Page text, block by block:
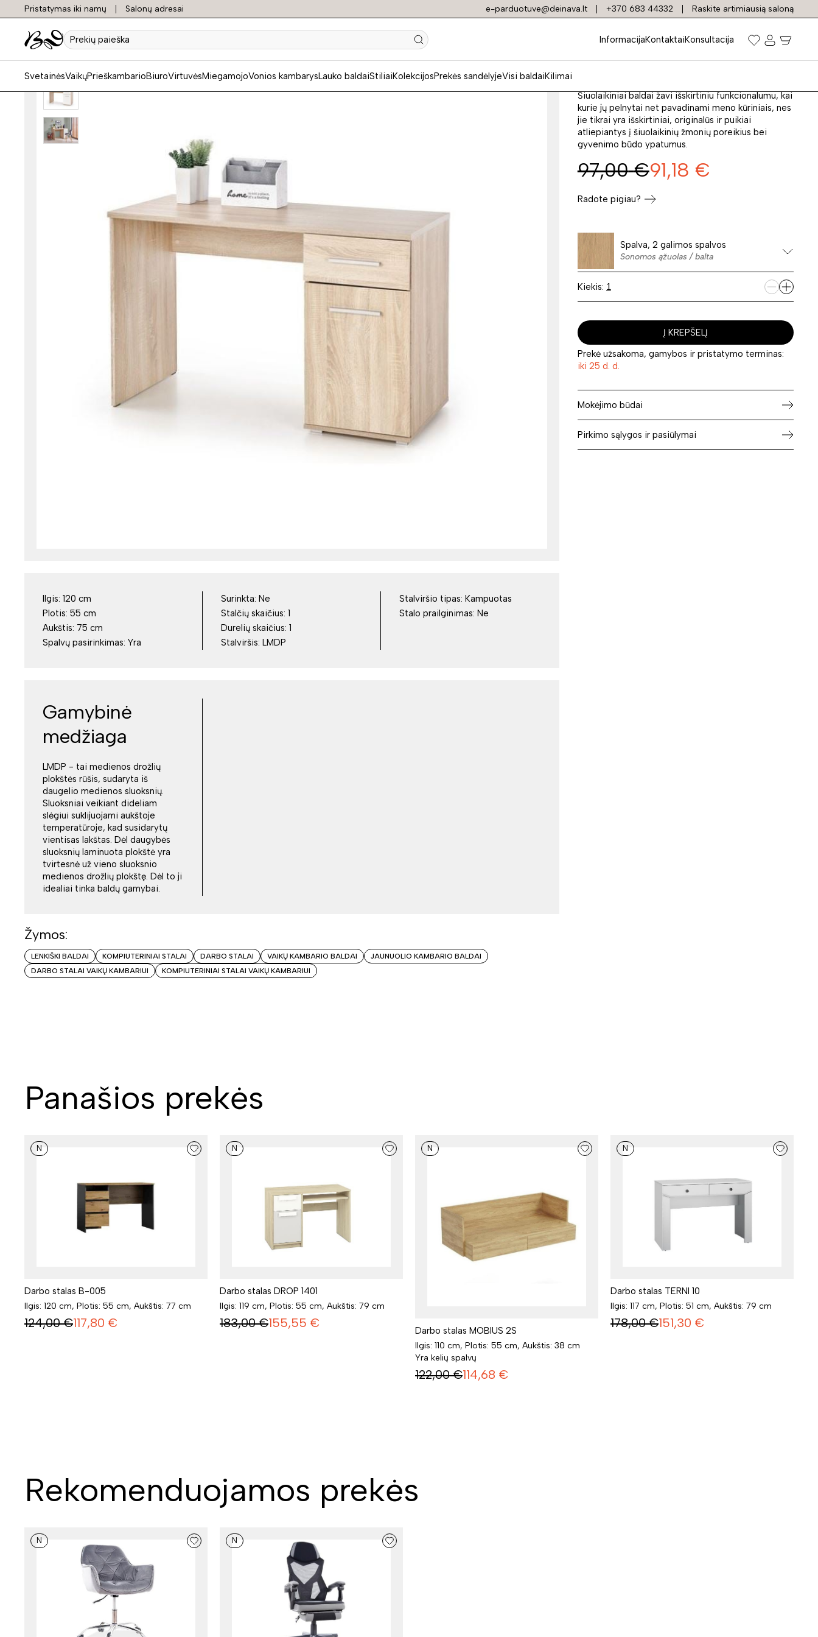
Pristatymas iki namų Salonų adresai e-parduotuve@deinava.lt +370 683 44332 Raskite artimiausią saloną
Prekių
paieška
InformacijaKontaktaiKonsultacija
SvetainėsVaikųPrieškambarioBiuroVirtuvėsMiegamojoVonios kambarysLauko baldaiStiliaiKolekcijosPrekės sandėlyjeVisi baldaiKilimai
Darbo stalas LIMA B-1
Šiuolaikiniai baldai žavi išskirtiniu funkcionalumu, kai
kurie jų pelnytai net pavadinami meno kūriniais, nes
jie tikrai yra išskirtiniai, originalūs ir puikiai
atliepiantys į šiuolaikinių žmonių poreikius bei
gyvenimo būdo ypatumus.
97,00 €91,18 €
Radote pigiau?
Spalva, 2 galimos spalvos
Sonomos ąžuolas / balta
Kiekis:
Į KREPŠELĮ
Prekė užsakoma, gamybos ir pristatymo terminas:
iki 25 d. d.
Mokėjimo būdai
Pirkimo sąlygos ir pasiūlymai
Ilgis: 120 cm
Plotis: 55 cm
Aukštis: 75 cm
Spalvų pasirinkimas: Yra
Surinkta: Ne
Stalčių skaičius: 1
Durelių skaičius: 1
Stalviršis: LMDP
Stalviršio tipas: Kampuotas
Stalo prailginimas: Ne
Gamybinė
medžiaga
LMDP - tai medienos drožlių
plokštės rūšis, sudaryta iš
daugelio medienos sluoksnių.
Sluoksniai veikiant dideliam
slėgiui suklijuojami aukštoje
temperatūroje, kad susidarytų
vientisas lakštas. Dėl daugybės
sluoksnių laminuota plokštė yra
tvirtesnė už vieno sluoksnio
medienos drožlių plokštę. Dėl to ji
idealiai tinka baldų gamybai.
Žymos:
LENKIŠKI BALDAI KOMPIUTERINIAI STALAI DARBO STALAI VAIKŲ KAMBARIO BALDAI
JAUNUOLIO KAMBARIO BALDAI
DARBO STALAI VAIKŲ KAMBARIUI
KOMPIUTERINIAI STALAI VAIKŲ KAMBARIUI
Panašios prekės
N
Darbo stalas B-005
Ilgis: 120 cm, Plotis: 55 cm, Aukštis: 77 cm
124,00 €117,80 €
N
Darbo stalas DROP 1401
Ilgis: 119 cm, Plotis: 55 cm, Aukštis: 79 cm
183,00 €155,55 €
N
Darbo stalas MOBIUS 2S
Ilgis: 110 cm, Plotis: 55 cm, Aukštis: 38 cm
Yra kelių spalvų
122,00 €114,68 €
N
Darbo stalas TERNI 10
Ilgis: 117 cm, Plotis: 51 cm, Aukštis: 79 cm
178,00 €151,30 €
Rekomenduojamos prekės
N N